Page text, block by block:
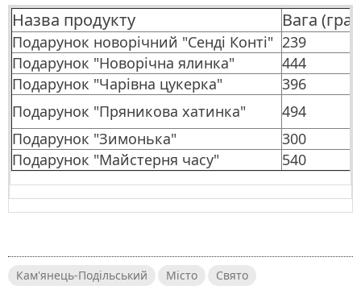
Назва продукту Вага
Подарунок новорічний "Сенді Конті" 239
Подарунок "Новорічна ялинка"
444
Подарунок "Чарівна цукерка"
396
Подарунок "Пряникова хатинка"
494
Подарунок "Зимонька"
300
Подарунок "Майстерня часу"
540
Кам'янець-Подільський Місто Свято